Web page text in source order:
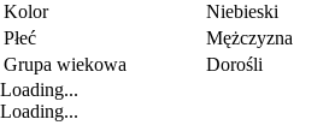
Kolor
Niebieski
Płeć
Mężczyzna
Grupa wiekowa
Dorośli
Loading...
Loading...